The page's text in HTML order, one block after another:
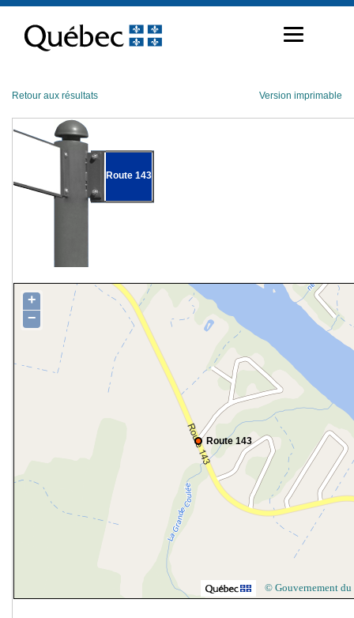
contenu
Retour aux résultats Version imprimable
Route 143
Route 143
+
−
© Gouvernement du